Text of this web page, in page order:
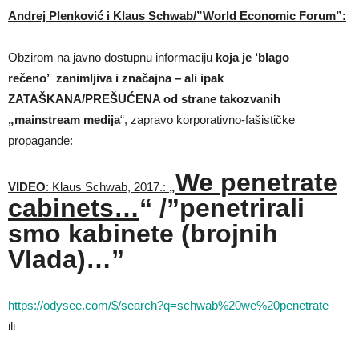
Andrej Plenković i Klaus Schwab/”World Economic Forum”:
Obzirom na javno dostupnu informaciju koja je ‘blago
rečeno’ zanimljiva i značajna – ali ipak
ZATAŠKANA/PREŠUĆENA od strane takozvanih
„mainstream medija“, zapravo korporativno-fašističke
propagande:
VIDEO: Klaus Schwab, 2017.: „We penetrate
cabinets…“ /”penetrirali
smo kabinete (brojnih
Vlada)…”
https://odysee.com/$/search?q=schwab%20we%20penetrate
ili